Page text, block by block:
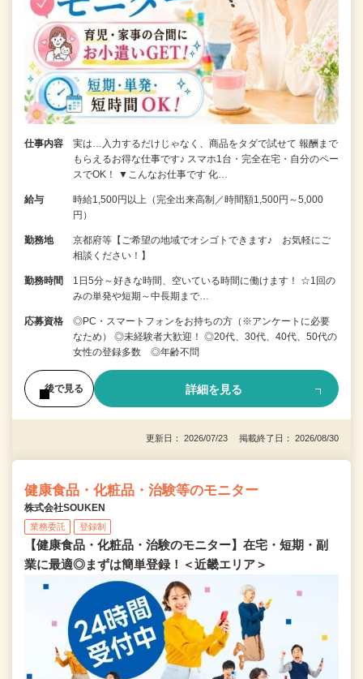
仕事内容
実は…入力するだけじゃなく、商品をタダで試せて 報酬まで
もらえるお得な仕事です♪ スマホ1台・完全在宅・自分のペー
スでOK！ ▼こんなお仕事です 化…
給与
時給1,500円以上（完全出来高制／時間額1,500円～5,000
円）
勤務地
京都府等【ご希望の地域でオシゴトできます♪ お気軽にご
相談ください！】
勤務時間
1日5分～好きな時間、空いている時間に働けます！ ☆1回の
みの単発や短期～中長期まで…
応募資格
◎PC・スマートフォンをお持ちの方（※アンケートに必要
なため） ◎未経験者大歓迎！ ◎20代、30代、40代、50代の
女性の登録多数 ◎年齢不問
後で見る 詳細を見る
更新日： 2026/07/23 掲載終了日： 2026/08/30
健康食品・化粧品・治験等のモニター
株式会社SOUKEN
業務委託 登録制
【健康食品・化粧品・治験のモニター】在宅・短期・副
業に最適◎まずは簡単登録！＜近畿エリア＞